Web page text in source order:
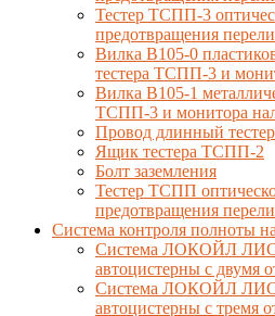
Тестер ТСПП-3
предотвращения
Вилка В105-0
тестера ТСПП-3 и
Вилка В105-1
ТСПП-3 и монитора
Провод длинный
Ящик тестера ТСПП-2
Болт заземления
Тестер ТСПП
предотвращения
Cистема контроля полноты
Система ЛОКОЙЛ
автоцистерны с двумя
Система ЛОКОЙЛ
автоцистерны с тремя